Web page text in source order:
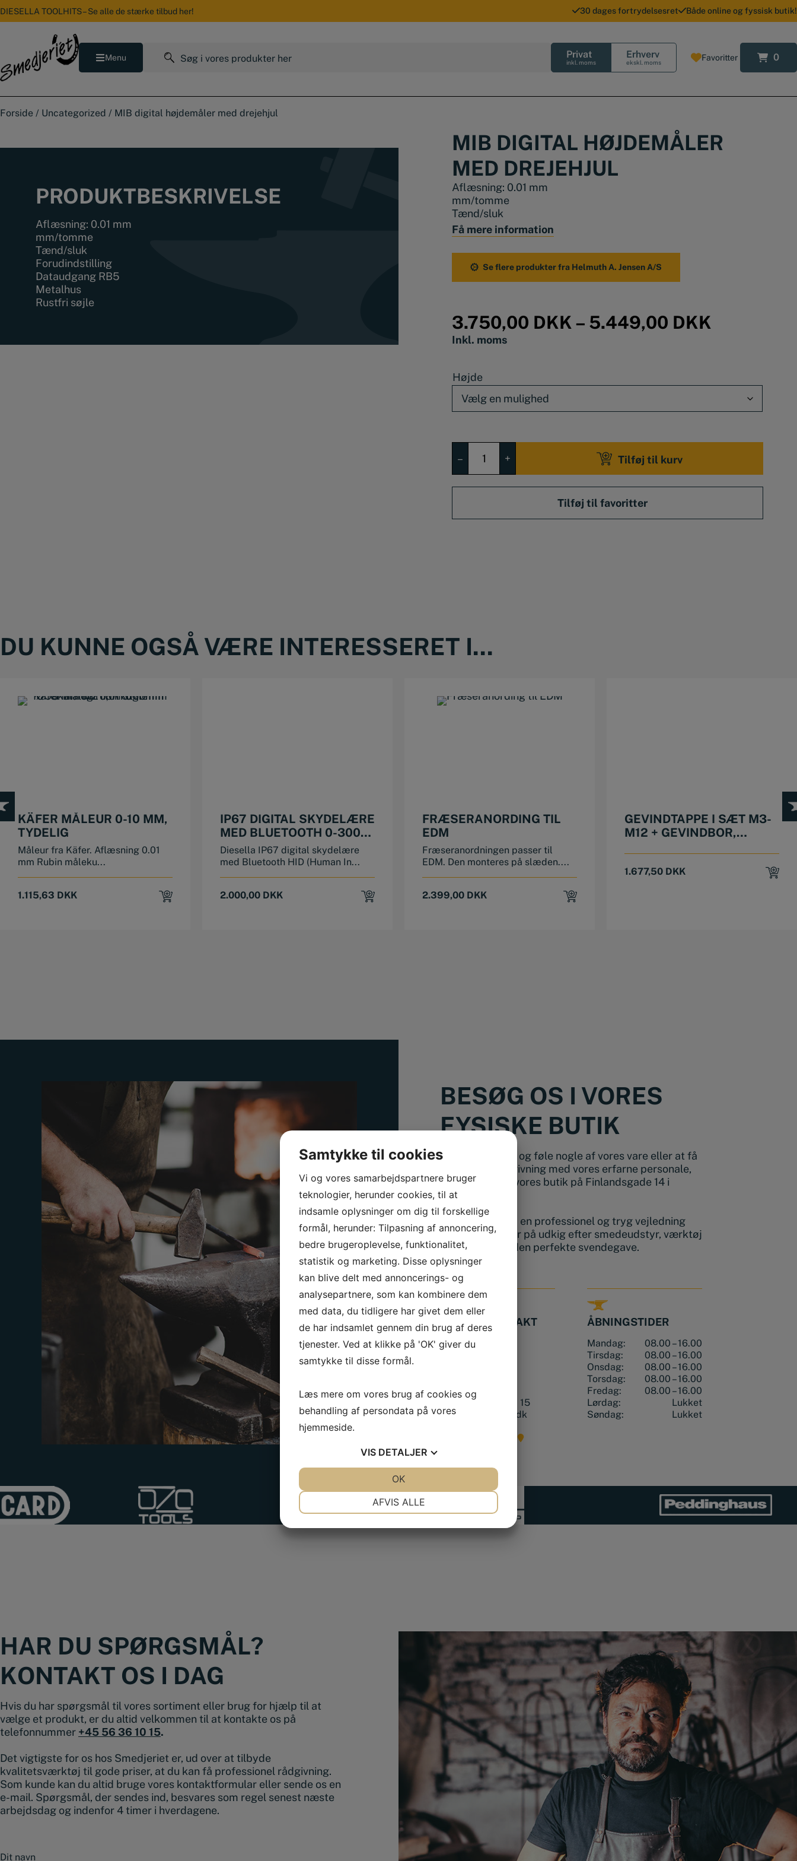
Hop
DIESELLA TOOLHITS – Se alle de stærke tilbud her! 30 dages fortrydelsesret Både online og fyssisk butik!
Menu
Søg
efter:
Privat
inkl. moms
Erhverv
ekskl. moms Favoritter 0
0
Forside / Uncategorized / MIB digital højdemåler med drejehjul
PRODUKTBESKRIVELSE
Aflæsning: 0.01 mm
mm/tomme
Tænd/sluk
Forudindstilling
Dataudgang RB5
Metalhus
Rustfri søjle
MIB DIGITAL HØJDEMÅLER
MED DREJEHJUL
Aflæsning: 0.01 mm
mm/tomme
Tænd/sluk
Få mere information
Se flere produkter fra Helmuth A. Jensen A/S
3.750,00 DKK – 5.449,00 DKK
Inkl. moms
Højde
–
digital
højdemåler
med
+ Tilføj til kurv
DU KUNNE OGSÅ VÆRE INTERESSERET I...
KÄFER MÅLEUR 0-10 MM,
TYDELIG
Måleur fra Käfer. Aflæsning 0.01
mm Rubin måleku...
1.115,63 DKK
IP67 DIGITAL SKYDELÆRE
MED BLUETOOTH 0-300
MM
Diesella IP67 digital skydelære
med Bluetooth HID (Human In...
2.000,00 DKK
FRÆSERANORDING TIL
EDM
Fræseranordningen passer til
EDM. Den monteres på slæden....
2.399,00 DKK
GEVINDTAPPE I SÆT M3-
M12 + GEVINDBOR,
1.677,50 DKK
BESØG OS I VORES
FYSISKE BUTIK
Ønsker du at se og føle nogle af vores vare eller at få
en snak og rådgivning med vores erfarne personale,
kan du besøge vores butik på Finlandsgade 14 i
Haslev.
Vi giver dig altid en professionel og tryg vejledning
hvad enten du er på udkig efter smedeudstyr, værktøj
eller skal have den perfekte svendegave.
BUTIK & KONTAKT
Adresse
Kontakt os
+45 56 36 10 15
mail@smedjeriet.dk
ÅBNINGSTIDER
Mandag:
08.00 – 16.00
Tirsdag:
08.00 – 16.00
Onsdag:
08.00 – 16.00
Torsdag:
08.00 – 16.00
Fredag:
08.00 – 16.00
Lørdag:
Lukket
Søndag:
Lukket
HAR DU SPØRGSMÅL?
KONTAKT OS I DAG
Hvis du har spørgsmål til vores sortiment eller brug for hjælp til at
vælge et produkt, er du altid velkommen til at kontakte os på
telefonnummer +45 56 36 10 15.
Det vigtigste for os hos Smedjeriet er, ud over at tilbyde
kvalitetsværktøj til gode priser, at du kan få professionel rådgivning.
Som kunde kan du altid bruge vores kontaktformular eller sende os en
e-mail. Spørgsmål, der sendes ind, besvares som regel senest næste
arbejdsdag og indenfor 4 timer i hverdagene.
Samtykke til cookies
Vi og vores samarbejdspartnere bruger
teknologier, herunder cookies, til at
indsamle oplysninger om dig til forskellige
formål, herunder: Tilpasning af annoncering,
bedre brugeroplevelse, funktionalitet,
statistik og marketing. Disse oplysninger
kan blive delt med annoncerings- og
analysepartnere, som kan kombinere dem
med data, du tidligere har givet dem eller
de har indsamlet gennem din brug af deres
tjenester. Ved at klikke på 'OK' giver du
samtykke til disse formål.
Læs mere om vores brug af cookies og
behandling af persondata på vores
hjemmeside.
VIS DETALJER
AFVIS ALLE
OK